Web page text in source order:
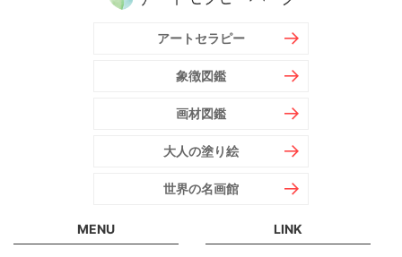
アートセラピー
象徴図鑑
画材図鑑
大人の塗り絵
世界の名画館
MENU LINK